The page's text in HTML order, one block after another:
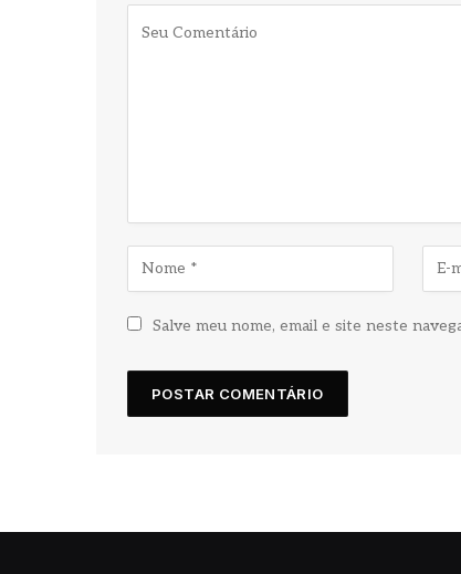
Salve meu nome, email e site neste